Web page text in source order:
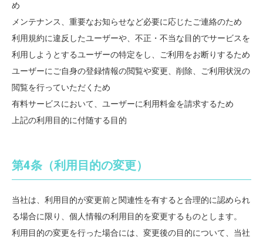
め
メンテナンス、重要なお知らせなど必要に応じたご連絡のため
利用規約に違反したユーザーや、不正・不当な目的でサービスを
利用しようとするユーザーの特定をし、ご利用をお断りするため
ユーザーにご自身の登録情報の閲覧や変更、削除、ご利用状況の
閲覧を行っていただくため
有料サービスにおいて、ユーザーに利用料金を請求するため
上記の利用目的に付随する目的
第4条（利用目的の変更）
当社は、利用目的が変更前と関連性を有すると合理的に認められ
る場合に限り、個人情報の利用目的を変更するものとします。
利用目的の変更を行った場合には、変更後の目的について、当社